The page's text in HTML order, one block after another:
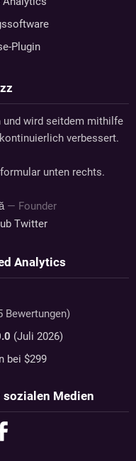
Plugin
und wird seitdem mithilfe
verbessert.
unten rechts.
— Founder
Twitter
Analytics
Bewertungen)
(Juli 2026)
bei $299
sozialen Medien